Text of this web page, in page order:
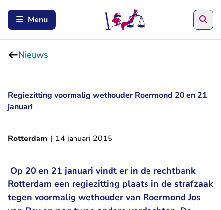
Menu
Nieuws
Regiezitting voormalig wethouder Roermond 20 en 21
januari
Rotterdam | 14 januari 2015
Op 20 en 21 januari vindt er in de rechtbank
Rotterdam een regiezitting plaats in de strafzaak
tegen voormalig wethouder van Roermond Jos